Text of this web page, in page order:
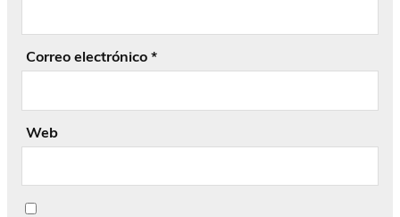
Correo electrónico *
Web